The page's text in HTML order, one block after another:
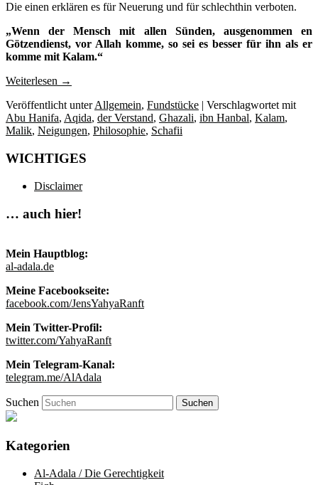
Die einen erklären es für Neuerung und für schlechthin verboten.
„Wenn der Mensch mit allen Sünden, ausgenommen en
Götzendienst, vor Allah komme, so sei es besser für ihn als er
komme mit Kalam.“
Weiterlesen →
Veröffentlicht unterAllgemein, Fundstücke | Verschlagwortet mit
Abu Hanifa, Aqida, der Verstand, Ghazali, ibn Hanbal, Kalam,
Malik, Neigungen, Philosophie, Schafii
WICHTIGES
Disclaimer
… auch hier!
Mein Hauptblog:
al-adala.de
Meine Facebookseite:
facebook.com/JensYahyaRanft
Mein Twitter-Profil:
twitter.com/YahyaRanft
Mein Telegram-Kanal:
telegram.me/AlAdala
Suchen
Kategorien
Al-Adala / Die Gerechtigkeit